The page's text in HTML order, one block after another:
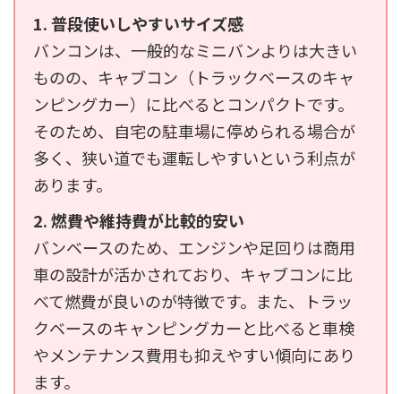
1. 普段使いしやすいサイズ感
バンコンは、一般的なミニバンよりは大きい
ものの、キャブコン（トラックベースのキャ
ンピングカー）に比べるとコンパクトです。
そのため、自宅の駐車場に停められる場合が
多く、狭い道でも運転しやすいという利点が
あります。
2. 燃費や維持費が比較的安い
バンベースのため、エンジンや足回りは商用
車の設計が活かされており、キャブコンに比
べて燃費が良いのが特徴です。また、トラッ
クベースのキャンピングカーと比べると車検
やメンテナンス費用も抑えやすい傾向にあり
ます。